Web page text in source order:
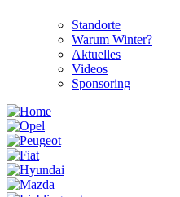
Standorte
Warum Winter?
Aktuelles
Videos
Sponsoring